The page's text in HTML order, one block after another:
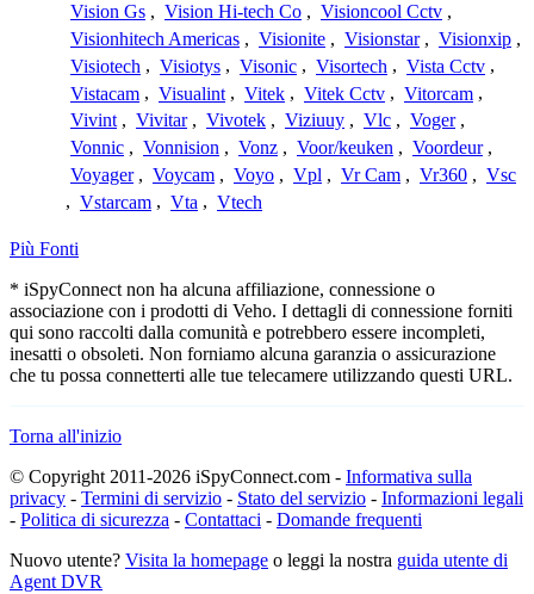
Vision Gs , Vision Hi-tech Co , Visioncool Cctv ,
Visionhitech Americas , Visionite , Visionstar , Visionxip ,
Visiotech , Visiotys , Visonic , Visortech , Vista Cctv ,
Vistacam , Visualint , Vitek , Vitek Cctv , Vitorcam ,
Vivint , Vivitar , Vivotek , Viziuuy , Vlc , Voger ,
Vonnic , Vonnision , Vonz , Voor/keuken , Voordeur ,
Voyager , Voycam , Voyo , Vpl , Vr Cam , Vr360 , Vsc
, Vstarcam , Vta , Vtech
Più Fonti
* iSpyConnect non ha alcuna affiliazione, connessione o
associazione con i prodotti di Veho. I dettagli di connessione forniti
qui sono raccolti dalla comunità e potrebbero essere incompleti,
inesatti o obsoleti. Non forniamo alcuna garanzia o assicurazione
che tu possa connetterti alle tue telecamere utilizzando questi URL.
Torna all'inizio
© Copyright 2011-2026 iSpyConnect.com - Informativa sulla
privacy - Termini di servizio - Stato del servizio - Informazioni legali
- Politica di sicurezza - Contattaci - Domande frequenti
Nuovo utente? Visita la homepage o leggi la nostra guida utente di
Agent DVR